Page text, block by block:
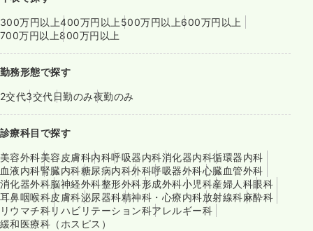
300万円以上400万円以上 500万円以上600万円以上
700万円以上800万円以上
勤務形態で探す
2交代3交代日勤のみ夜勤のみ
診療科目で探す
美容外科美容皮膚科内科呼吸器内科消化器内科循環器内科
血液内科腎臓内科糖尿病内科外科呼吸器外科心臓血管外科
消化器外科脳神経外科整形外科形成外科小児科産婦人科眼科
耳鼻咽喉科皮膚科泌尿器科精神科・心療内科放射線科麻酔科
リウマチ科リハビリテーション科アレルギー科
緩和医療科（ホスピス）